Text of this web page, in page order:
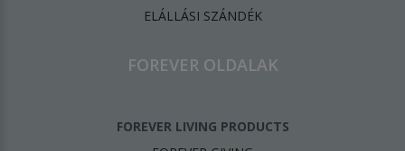
ELÁLLÁSI SZÁNDÉK
FOREVER OLDALAK
FOREVER LIVING PRODUCTS